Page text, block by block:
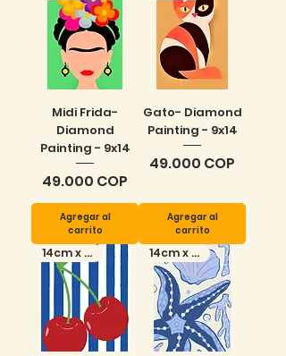
Midi Frida-
Diamond
Painting - 9x14
Precio
49.000 COP
Agregar al
carrito
Gato- Diamond
Painting - 9x14
Precio
49.000 COP
Agregar al
carrito
14cm x 9cm 14cm x 9cm